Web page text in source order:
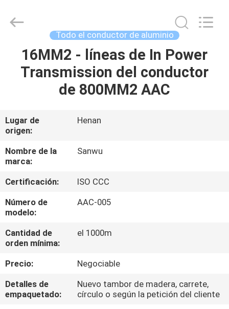
HOGAR
PRODUCTOS
SOBRE
NOSOTROS
VIAJE
DE
LA
DE
CALIDAD
Cable
Reserved.
Todo el conductor de aluminio
16MM2 - líneas de In Power
Transmission del conductor
de 800MM2 AAC
Lugar de
origen:
Henan
Nombre de la
marca:
Sanwu
Certificación:
ISO CCC
Número de
modelo:
AAC-005
Cantidad de
orden mínima:
el 1000m
Precio:
Negociable
Detalles de
empaquetado:
Nuevo tambor de madera, carrete,
círculo o según la petición del cliente